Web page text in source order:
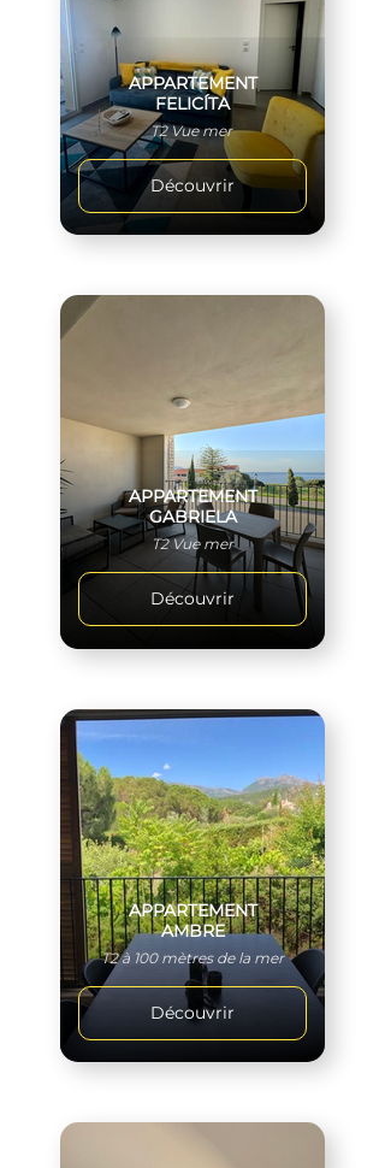
APPARTEMENT
FELICÍTA
T2 Vue mer
Découvrir
APPARTEMENT
GABRIELA
T2 Vue mer
Découvrir
APPARTEMENT
AMBRE
T2 à 100 mètres de la mer
Découvrir